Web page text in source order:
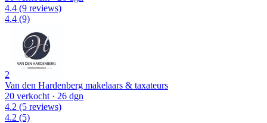
4.4 (9 reviews)
4.4 (9)
2
Van den Hardenberg makelaars & taxateurs
20 verkocht · 26 dgn
4.2 (5 reviews)
4.2 (5)